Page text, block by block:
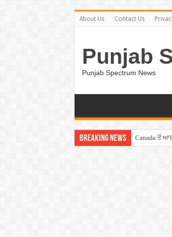
About Us Contact Us
Punjab
Punjab Spectrum News
Breaking News Canada ਤੋਂ
Salman